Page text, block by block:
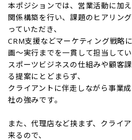
本ポジションでは、営業活動に加
関係構築を行い、課題のヒアリン
っていただき、
CRM支援などマーケティング戦略
画〜実行までを一貫して担当してい
スポーツビジネスの仕組みや顧客
る提案にとどまらず、
クライアントに伴走しながら事業
社の強みです。
また、代理店など挟まず、クライ
来るので、